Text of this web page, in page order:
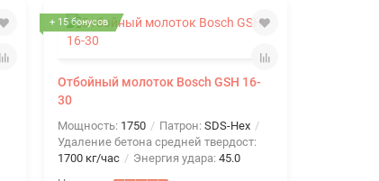
+ 15 бонусов
Отбойный молоток Bosch GSH 16-
30
Мощность: 1750 Патрон: SDS-Hex
Удаление бетона средней твердост:
1700 кг/час
Энергия удара: 45.0